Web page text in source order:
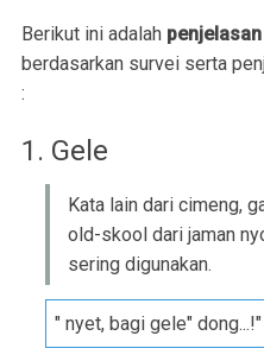
Berikut ini adalah
berdasarkan survei serta
:
1. Gele
Kata lain dari cimeng,
old-skool dari jaman
sering digunakan.
" nyet, bagi gele" dong...!"